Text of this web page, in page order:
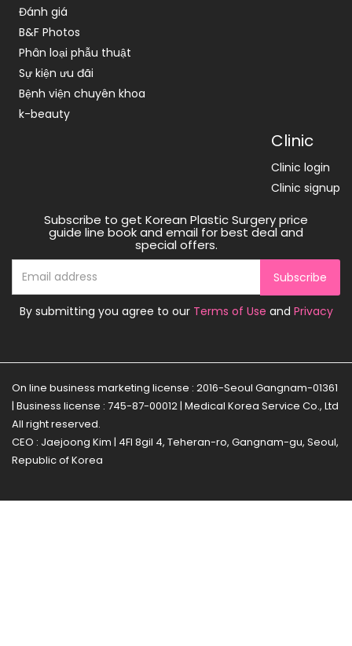
Đánh giá
B&F Photos
Phân loại phẫu thuật
Sự kiện ưu đãi
Bệnh viện chuyên khoa
k-beauty
Clinic
Clinic login
Clinic signup
Subscribe to get Korean Plastic Surgery price
guide line book and email for best deal and
special offers.
Subscribe
By submitting you agree to our Terms of Use and Privacy
On line business marketing license : 2016-Seoul Gangnam-01361
| Business license : 745-87-00012 | Medical Korea Service Co., Ltd
All right reserved.
CEO : Jaejoong Kim | 4Fl 8gil 4, Teheran-ro, Gangnam-gu, Seoul,
Republic of Korea